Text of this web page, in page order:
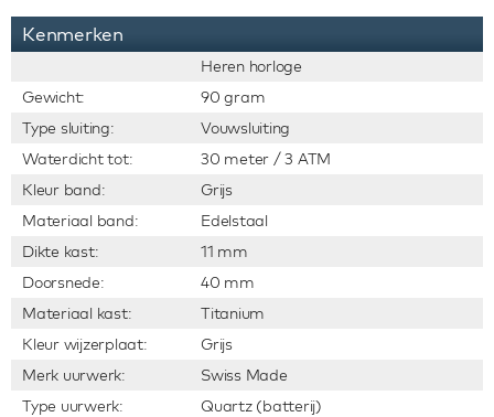
Kenmerken
Heren horloge
Gewicht:
90 gram
Type sluiting:
Vouwsluiting
Waterdicht tot:
30 meter / 3 ATM
Kleur band:
Grijs
Materiaal band:
Edelstaal
Dikte kast:
11 mm
Doorsnede:
40 mm
Materiaal kast:
Titanium
Kleur wijzerplaat:
Grijs
Merk uurwerk:
Swiss Made
Type uurwerk:
Quartz (batterij)